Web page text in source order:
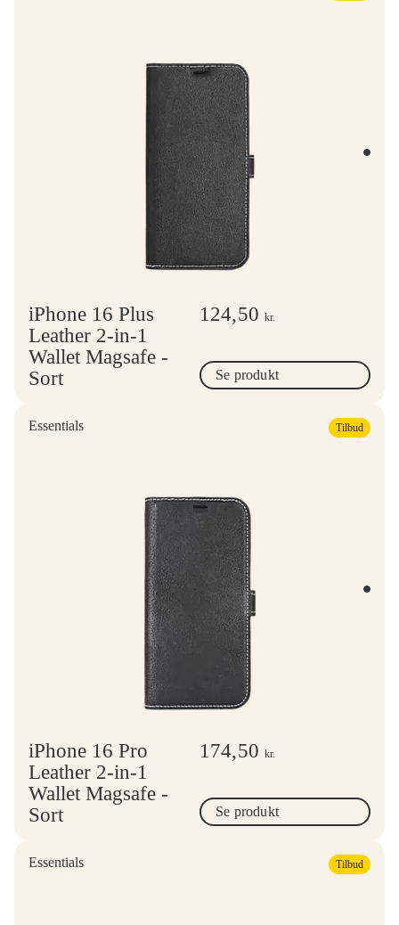
iPhone 16 Plus
Leather 2-in-1
Wallet Magsafe -
Sort
124,50kr.
Se produkt
Essentials Tilbud
iPhone 16 Pro
Leather 2-in-1
Wallet Magsafe -
Sort
174,50kr.
Se produkt
Essentials Tilbud